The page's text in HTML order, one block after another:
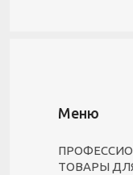
ТОВАРЫ